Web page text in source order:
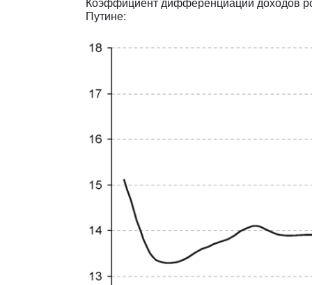
Коэффициент дифференциации доходов
Путине: